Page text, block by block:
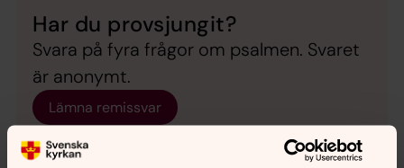
Har du provsjungit?
Svara på fyra frågor om psalmen. Svaret
är anonymt.
Lämna remissvar